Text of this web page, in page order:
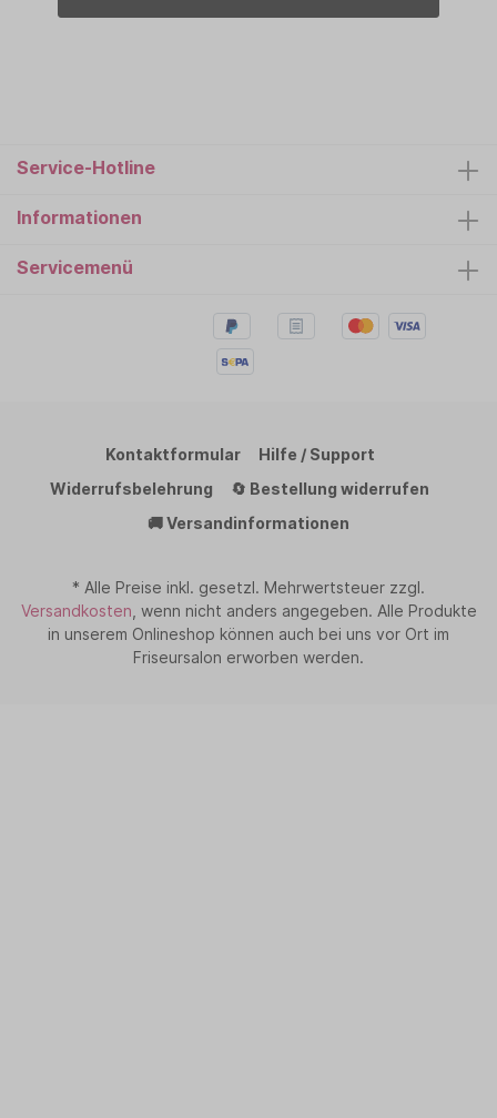
Service-Hotline
Informationen
Servicemenü
Kontaktformular
Hilfe / Support
Widerrufsbelehrung
🔄 Bestellung widerrufen
🚚 Versandinformationen
* Alle Preise inkl. gesetzl. Mehrwertsteuer zzgl.
Versandkosten , wenn nicht anders angegeben. Alle Produkte
in unserem Onlineshop können auch bei uns vor Ort im
Friseursalon erworben werden.